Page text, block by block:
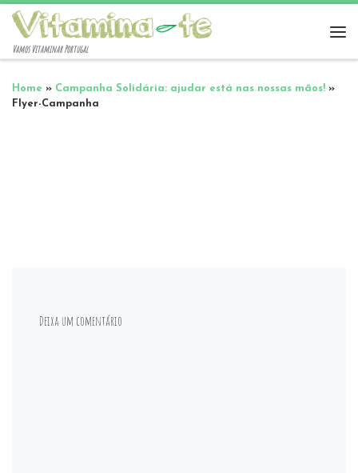
Vamos Vitaminar Portugal
Home » Campanha Solidária: ajudar está nas nossas mãos! »
Flyer-Campanha
Deixa um comentário